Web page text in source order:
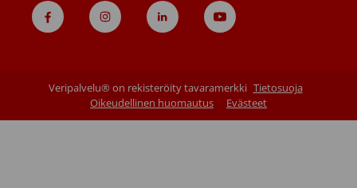
Veripalvelu® on rekisteröity tavaramerkki Tietosuoja
Oikeudellinen huomautus
Evästeet